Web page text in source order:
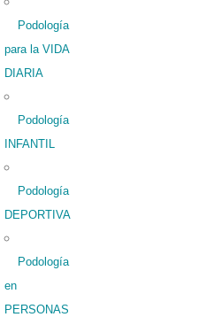
Podología
para la VIDA
DIARIA
Podología
INFANTIL
Podología
DEPORTIVA
Podología
en
PERSONAS